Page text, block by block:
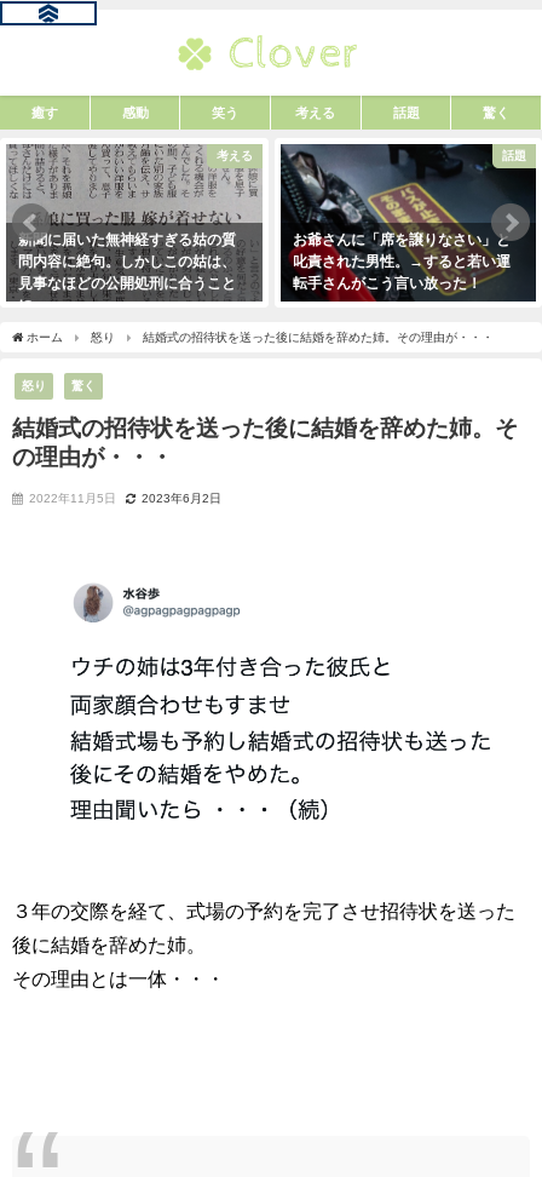
癒す 感動 笑う 考える 話題 驚く
考える
新聞に届いた無神経すぎる姑の質
問内容に絶句。しかしこの姑は、
見事なほどの公開処刑に合うこと
に・・・
2021年3月13日
話題
お爺さんに「席を譲りなさい」と
叱責された男性。→すると若い運
転手さんがこう言い放った！
ホーム 怒り 結婚式の招待状を送った後に結婚を辞めた姉。その理由が・・・
怒り 驚く
結婚式の招待状を送った後に結婚を辞めた姉。そ
の理由が・・・
2022年11月5日 2023年6月2日
３年の交際を経て、式場の予約を完了させ招待状を送った
後に結婚を辞めた姉。
その理由とは一体・・・